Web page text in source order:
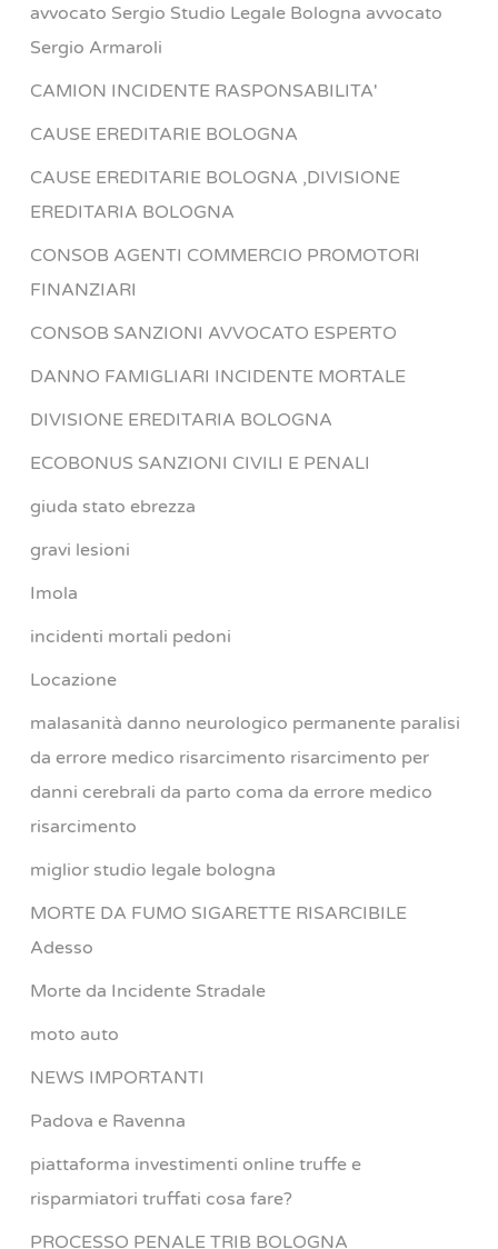
avvocato Sergio Studio Legale Bologna avvocato
Sergio Armaroli
CAMION INCIDENTE RASPONSABILITA'
CAUSE EREDITARIE BOLOGNA
CAUSE EREDITARIE BOLOGNA ,DIVISIONE
EREDITARIA BOLOGNA
CONSOB AGENTI COMMERCIO PROMOTORI
FINANZIARI
CONSOB SANZIONI AVVOCATO ESPERTO
DANNO FAMIGLIARI INCIDENTE MORTALE
DIVISIONE EREDITARIA BOLOGNA
ECOBONUS SANZIONI CIVILI E PENALI
giuda stato ebrezza
gravi lesioni
Imola
incidenti mortali pedoni
Locazione
malasanità danno neurologico permanente paralisi
da errore medico risarcimento risarcimento per
danni cerebrali da parto coma da errore medico
risarcimento
miglior studio legale bologna
MORTE DA FUMO SIGARETTE RISARCIBILE
Adesso
Morte da Incidente Stradale
moto auto
NEWS IMPORTANTI
Padova e Ravenna
piattaforma investimenti online truffe e
risparmiatori truffati cosa fare?
PROCESSO PENALE TRIB BOLOGNA